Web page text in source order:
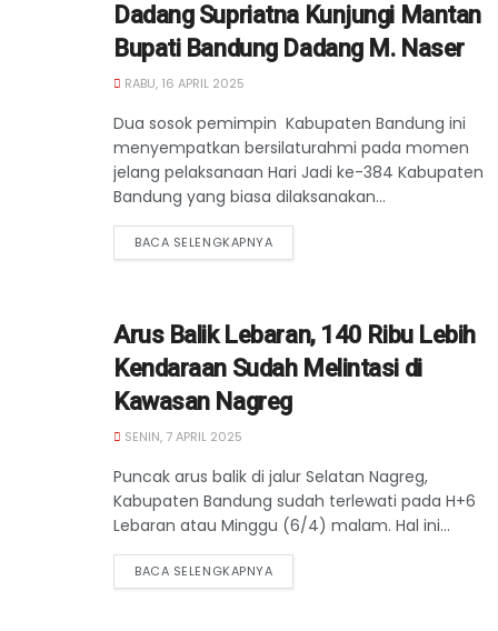
Dadang Supriatna Kunjungi Mantan
Bupati Bandung Dadang M. Naser
RABU, 16 APRIL 2025
Dua sosok pemimpin Kabupaten Bandung ini
menyempatkan bersilaturahmi pada momen
jelang pelaksanaan Hari Jadi ke-384 Kabupaten
Bandung yang biasa dilaksanakan...
BACA SELENGKAPNYA
Arus Balik Lebaran, 140 Ribu Lebih
Kendaraan Sudah Melintasi di
Kawasan Nagreg
SENIN, 7 APRIL 2025
Puncak arus balik di jalur Selatan Nagreg,
Kabupaten Bandung sudah terlewati pada H+6
Lebaran atau Minggu (6/4) malam. Hal ini...
BACA SELENGKAPNYA